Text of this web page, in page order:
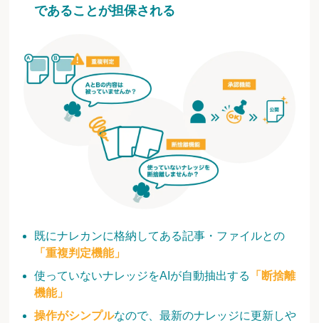
既にナレカンに格納してある記事・ファイルとの
「重複判定機能」
使っていないナレッジをAIが自動抽出する
「断捨離
機能」
操作がシンプルなので、最新のナレッジに更新しや
であることが担保される